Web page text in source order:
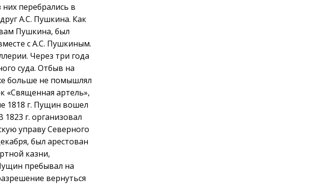
перебрались в
А.С. Пушкина. Как
Пушкина, был
с А.С. Пушкиным.
Через три года
суда. Отбыв на
больше не помышлял
«Священная артель»,
1818 г. Пущин вошел
г. организовал
управу Северного
был арестован
казни,
пребывал на
вернуться